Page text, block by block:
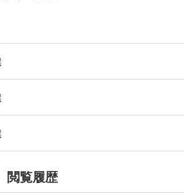
閲覧履歴